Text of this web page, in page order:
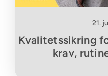
21.
Kvalitetssikring
krav,